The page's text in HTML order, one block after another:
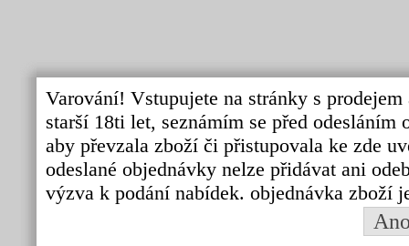
Varování! Vstupujete na stránky s
starší 18ti let, seznámím se před
aby převzala zboží či přistupovala ke zde
odeslané objednávky nelze přidávat ani
výzva k podání nabídek. objednávka zboží